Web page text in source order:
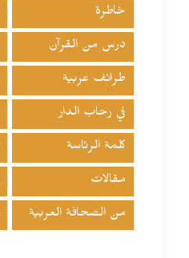
خاطرة
درس من القرآن
طرائف عربية
في رحاب الدار
كلمة الرئاسة
مقالات
من الصحافة العربية